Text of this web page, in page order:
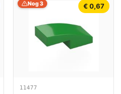
€ 0,67
Nog 3
11477